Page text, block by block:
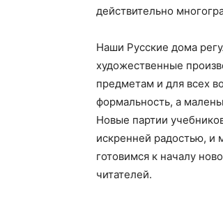
действительно
Наши Русские дома
художественные
предметам и для всех
формальность, а
Новые партии
искренней радостью, и
готовимся к началу
читателей.